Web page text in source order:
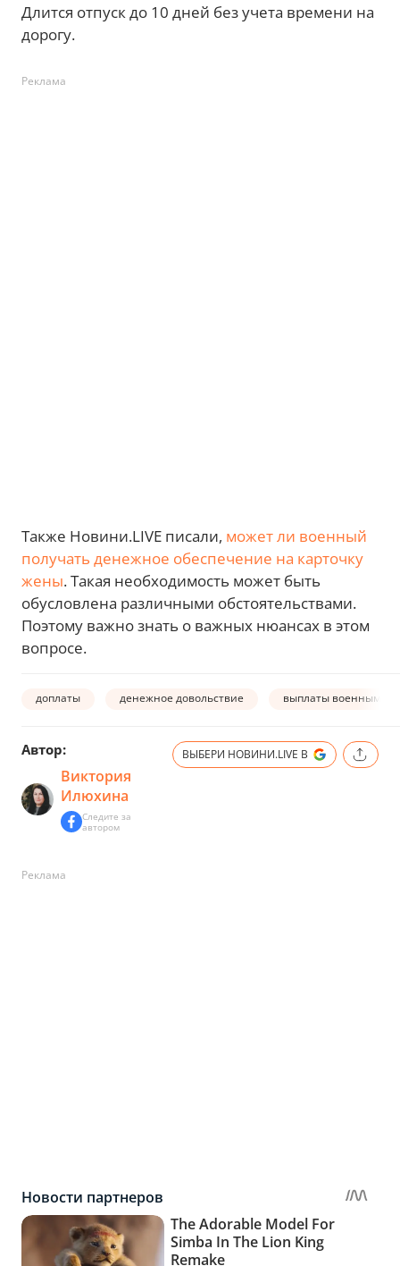
Длится отпуск до 10 дней без учета времени на
дорогу.
Реклама
Также Новини.LIVE писали, может ли военный
получать денежное обеспечение на карточку
жены. Такая необходимость может быть
обусловлена различными обстоятельствами.
Поэтому важно знать о важных нюансах в этом
вопросе.
доплаты денежное довольствие выплаты военным
Автор:
Виктория
Илюхина
Следите за
автором
ВЫБЕРИ НОВИНИ.LIVE В
Реклама